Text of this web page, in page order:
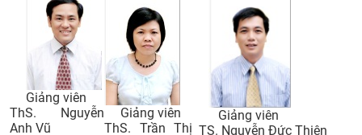
ĐẢM BẢO CHẤT LƯỢNG
KHOA HỌC CÔNG NGHỆ
HTQT
Giảng viên
ThS. Nguyễn
Anh Vũ
Giảng viên
ThS. Trần Thị
Giảng viên
TS. Nguyễn Đức Thiện